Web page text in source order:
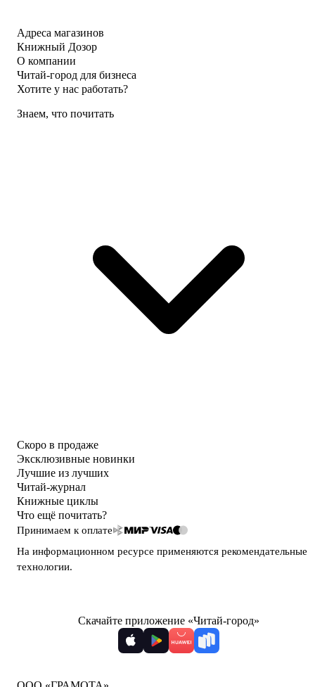
Адреса магазинов
Книжный Дозор
О компании
Читай-город для бизнеса
Хотите у нас работать?
Знаем, что почитать
Скоро в продаже
Эксклюзивные новинки
Лучшие из лучших
Читай-журнал
Книжные циклы
Что ещё почитать?
Принимаем к оплате
На информационном ресурсе применяются рекомендательные
технологии.
Скачайте приложение «Читай-город»